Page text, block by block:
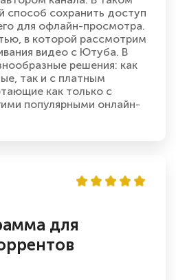
способ сохранить доступ
для офлайн-просмотра.
в которой рассмотрим
видео с Ютуба. В
решения: как
так и с платным
как только с
популярными онлайн-
для